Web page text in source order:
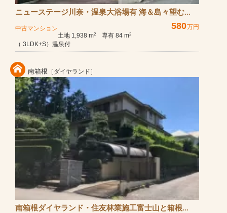
ニューステージ川奈・温泉大浴場有 海＆島々望む...
中古マンション 580万円
土地 1,938 m2 専有 84 m2
（ 3LDK+S）温泉付
南箱根 ［ダイヤランド］
南箱根ダイヤランド・住友林業施工富士山と箱根...